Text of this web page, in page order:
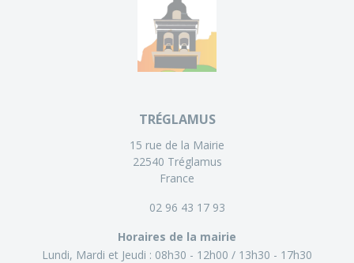
TRÉGLAMUS
15 rue de la Mairie
22540 Tréglamus
France
02 96 43 17 93
Horaires de la mairie
Lundi, Mardi et Jeudi : 08h30 - 12h00
13h30 - 17h30